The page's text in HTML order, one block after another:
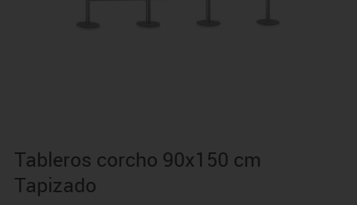
Tableros corcho 90x150 cm
Tapizado